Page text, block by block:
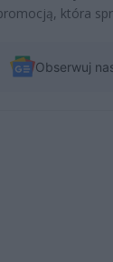
która
Obserwuj